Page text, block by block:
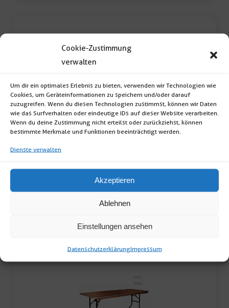
Cookie-Zustimmung
verwalten
Um dir ein optimales Erlebnis zu bieten, verwenden wir Technologien wie
Cookies, um Geräteinformationen zu speichern und/oder darauf
zuzugreifen. Wenn du diesen Technologien zustimmst, können wir Daten
wie das Surfverhalten oder eindeutige IDs auf dieser Website verarbeiten.
Wenn du deine Zustimmung nicht erteilst oder zurückziehst, können
bestimmte Merkmale und Funktionen beeinträchtigt werden.
Dienste verwalten
Akzeptieren
Ablehnen
Einstellungen ansehen
DatenschutzerklärungImpressum
Banketttisch grupo 120cm
Banketttisch grupo (Format: Rund;
Durchmesser:120cm; Höhe:76cm; klappbar;
Tipp: Tischdecke empfohlen) […]
Banketttisch
120cm